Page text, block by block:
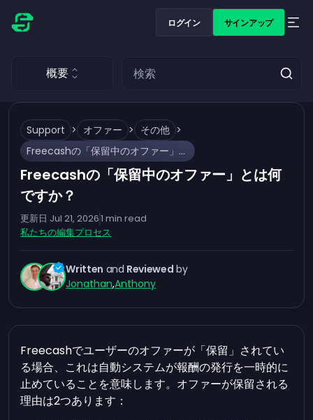
ログイン サインアップ
概要
Support > オファー > その他 >
Freecashの「保留中のオファー」とは何ですか？
Freecashの「保留中のオファー」とは何
ですか？
更新日 Jul 21, 20261 min read
私たちの編集プロセス
Written and Reviewed by
Jonathan,Anthony
Freecashでユーザーのオファーが「保留」されてい
る場合、これは自動システムが報酬の発行を一時的に
止めていることを意味します。オファーが保留される
理由は2つあります：